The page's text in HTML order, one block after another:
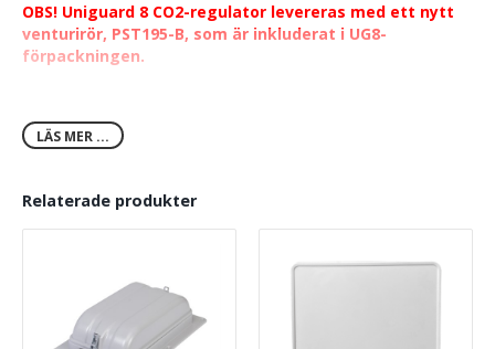
OBS! Uniguard 8 CO2-regulator levereras med ett nytt
venturirör, PST195-B, som är inkluderat i UG8-
förpackningen.
15 förinställda valbara funktioner
Intern automatisk självkalibrering för CO2
Enkelt montage
Normalt underhållsfri
LÄS MER ...
Relaterade produkter